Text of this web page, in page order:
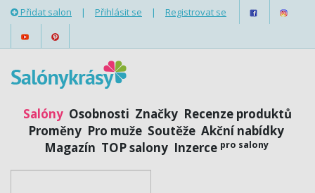
Přidat salon | Přihlásit se | Registrovat se
Salóny Osobnosti Značky Recenze produktů
Proměny Pro muže Soutěže Akční nabídky
Magazín TOP salony Inzerce pro salony